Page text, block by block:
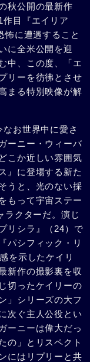
秋公開の最新作
作目『エイリア
怖に遭遇すること
に全米公開を迎
中、この度、「エ
リーを彷彿とさせ
まる特別映像が解
お世界中に愛さ
ーニー・ウィーバ
こか近しい雰囲気
』に登場する新た
うと、光のない採
もって宇宙ステー
ラクターだ。演じ
リシラ』（24）で
パシフィック・リ
を示したケイリ
新作の撮影裏を収
切ったケイリーの
」シリーズの大フ
次ぐ主人公役とい
ーニーは偉大だっ
の」とリスペクト
にはリプリーと共